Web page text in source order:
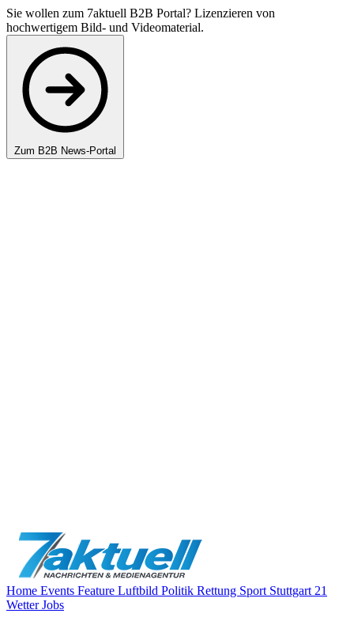
Sie wollen zum 7aktuell B2B Portal? Lizenzieren von
hochwertigem Bild- und Videomaterial.
Zum B2B News-Portal
Home Events Feature Luftbild Politik Rettung Sport Stuttgart 21
WetterJobs